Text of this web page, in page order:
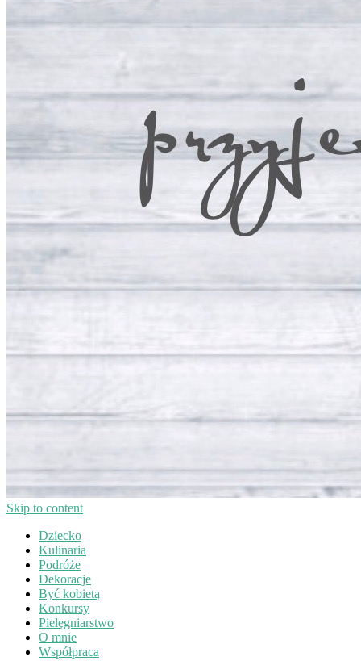
Skip to content
Dziecko
Kulinaria
Podróże
Dekoracje
Być kobietą
Konkursy
Pielęgniarstwo
O mnie
Współpraca